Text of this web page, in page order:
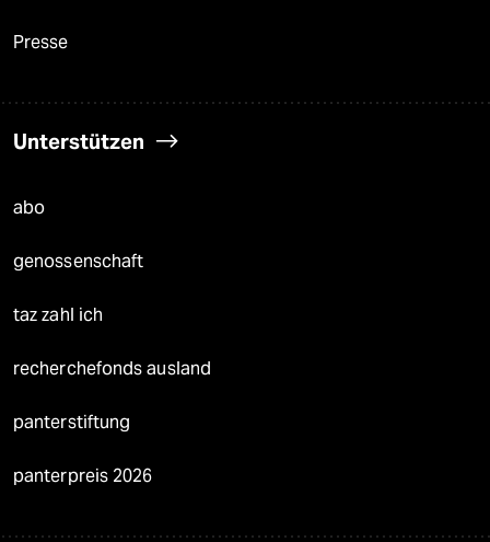
Presse
Unterstützen
abo
genossenschaft
taz zahl ich
recherchefonds ausland
panterstiftung
panterpreis 2026